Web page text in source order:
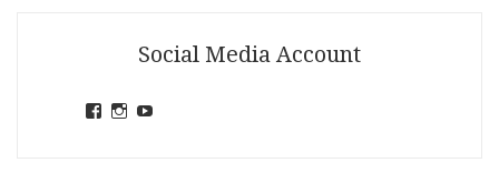
Social Media Account
ViewView